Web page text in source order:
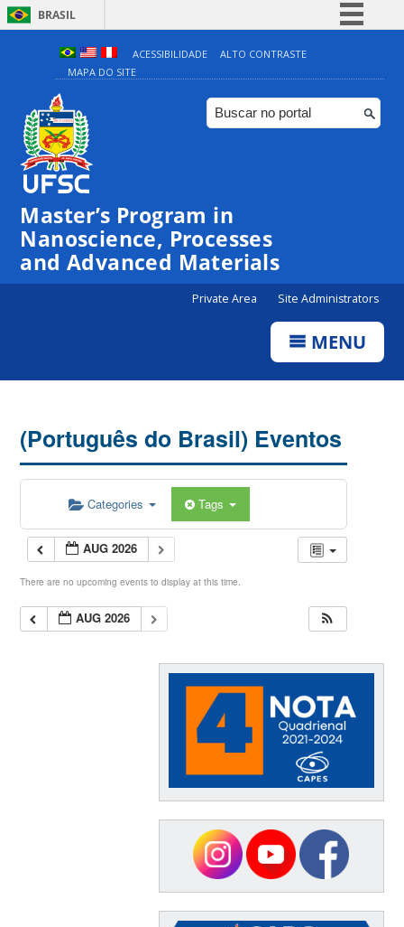
BRASIL
Simplifique!
Comunica BR
Participe
ACESSIBILIDADE
ALTO CONTRASTE
MAPA DO SITE
Master’s Program in
Nanoscience, Processes
and Advanced Materials
Private Area Site Administrators
MENU
(Português do Brasil) Eventos
Categories Tags
AUG 2026
There are no upcoming events to display at this time.
AUG 2026